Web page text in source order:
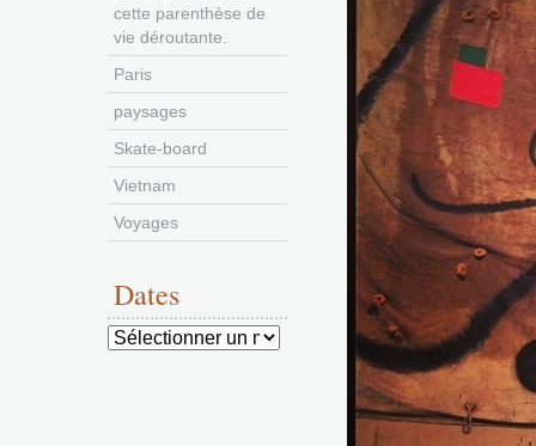
cette parenthèse de
vie déroutante.
Paris
paysages
Skate-board
Vietnam
Voyages
Dates
Dates